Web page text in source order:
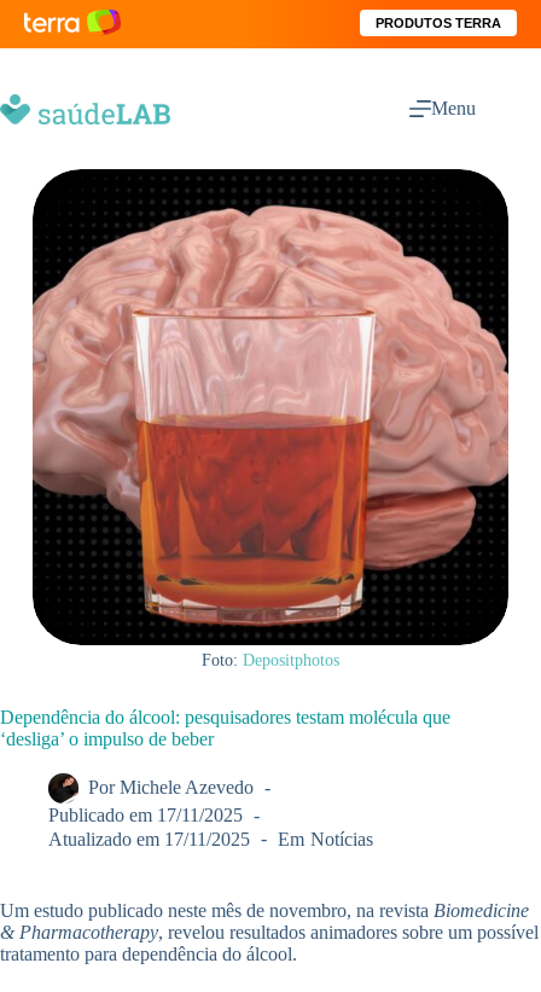
PRODUTOS TERRA
Menu
Foto: Depositphotos
Dependência do álcool: pesquisadores testam molécula que
‘desliga’ o impulso de beber
Por Michele Azevedo
Publicado em 17/11/2025
Atualizado em 17/11/2025 Em Notícias
Um estudo publicado neste mês de novembro, na revista Biomedicine
& Pharmacotherapy, revelou resultados animadores sobre um possível
tratamento para dependência do álcool.